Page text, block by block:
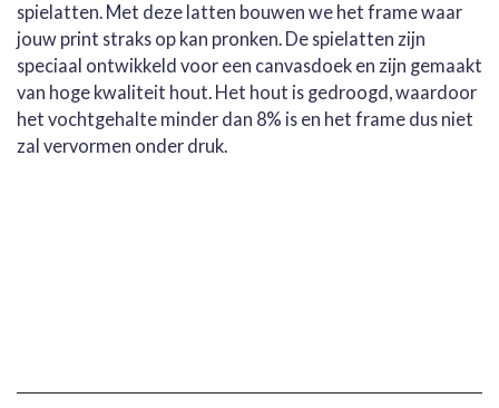
spielatten. Met deze latten bouwen we het frame waar
jouw print straks op kan pronken. De spielatten zijn
speciaal ontwikkeld voor een canvasdoek en zijn gemaakt
van hoge kwaliteit hout. Het hout is gedroogd, waardoor
het vochtgehalte minder dan 8% is en het frame dus niet
zal vervormen onder druk.